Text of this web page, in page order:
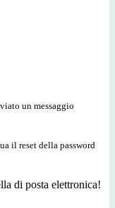
un messaggio
il reset della password
di posta elettronica!